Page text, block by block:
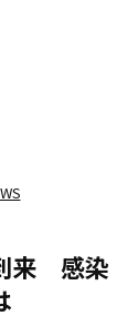
来 感染